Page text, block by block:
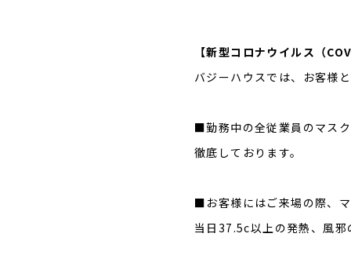
【新型コロナウイルス（
バジーハウスでは、お客様
■勤務中の全従業員のマス
徹底しております。
■お客様にはご来場の際、
当日37.5c以上の発熱、風